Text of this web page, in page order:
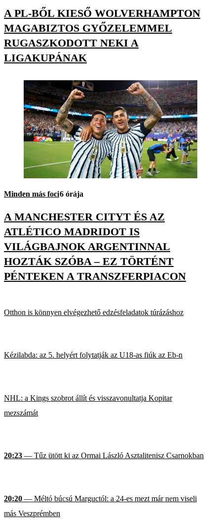
A PL-BŐL KIESŐ WOLVERHAMPTON
MAGABIZTOS GYŐZELEMMEL
RUGASZKODOTT NEKI A
LIGAKUPÁNAK
Minden más foci6 órája
A MANCHESTER CITYT ÉS AZ
ATLÉTICO MADRIDOT IS
VILÁGBAJNOK ARGENTINNAL
HOZTÁK SZÓBA – EZ TÖRTÉNT
PÉNTEKEN A TRANSZFERPIACON
Otthon is könnyen elvégezhető edzésfeladatok túrázáshoz
Kézilabda: az 5. helyért folytatják az U18-as fiúk az Eb-n
NHL: a Kings szobrot állít és visszavonultatja Kopitar
mezszámát
20:23 — Tűz ütött ki az Ormai László Asztalitenisz Csarnokban
20:20 — Méltó búcsú Marguctól: a 24-es mezt már nem viseli
más Veszprémben